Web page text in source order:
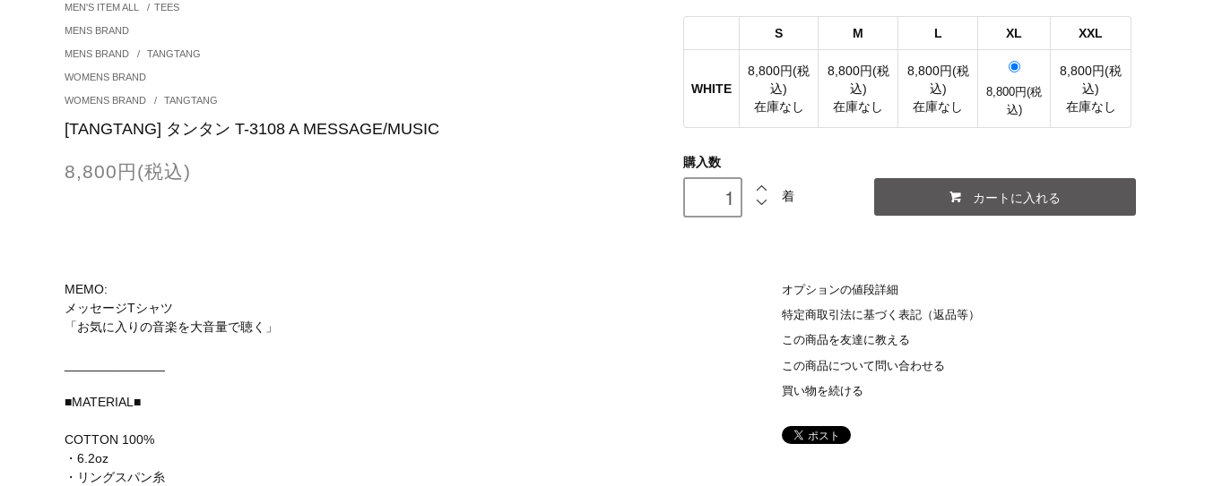
MEN'S ITEM ALL / TEES
MENS BRAND
MENS BRAND / TANGTANG
WOMENS BRAND
WOMENS BRAND / TANGTANG
[TANGTANG] タンタン T-3108 A MESSAGE/MUSIC
8,800円(税込)
S M L XL XXL
WHITE
8,800円(税
込)
在庫なし
8,800円(税
込)
在庫なし
8,800円(税
込)
在庫なし
8,800円(税
込)
8,800円(税
込)
在庫なし
購入数
着 カートに入れる
MEMO:
メッセージTシャツ
「お気に入りの音楽を大音量で聴く」
■MATERIAL■
COTTON 100%
・6.2oz
・リングスパン糸
オプションの値段詳細
特定商取引法に基づく表記（返品等）
この商品を友達に教える
この商品について問い合わせる
買い物を続ける